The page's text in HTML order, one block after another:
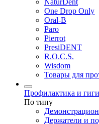
NaturDent
One Drop Only
Oral-B
Paro
Pierrot
PresiDENT
R.O.C.S.
Wisdom
Товары для
Профилактика и
По типу
Держатели и